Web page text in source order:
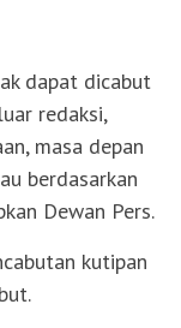
dapat dicabut
redaksi,
masa depan
berdasarkan
Dewan Pers.
kutipan